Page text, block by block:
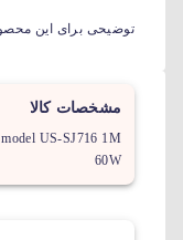
توضیحی برای این
مشخصات کالا
US-SJ716 1M
60W